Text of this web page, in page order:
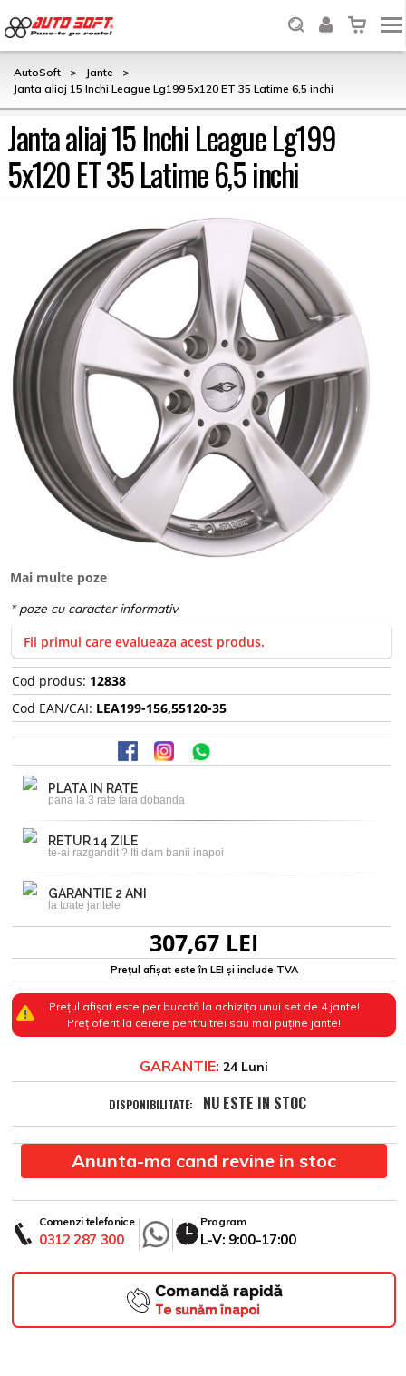
AutoSoft > Jante
>
Janta aliaj 15 Inchi League Lg199 5x120 ET 35 Latime 6,5 inchi
Janta aliaj 15 Inchi League Lg199
5x120 ET 35 Latime 6,5 inchi
Mai multe poze
Fii primul care evalueaza acest produs.
Cod produs: 12838
Cod EAN/CAI: LEA199-156,55120-35
PLATA IN RATE
pana la 3 rate fara dobanda
RETUR 14 ZILE
te-ai razgandit ? Iti dam banii inapoi
GARANTIE 2 ANI
la toate jantele
307,67 LEI
Prețul afișat este în LEI și include TVA
Prețul afișat este per bucată la achizița unui set de 4 jante!
Preț oferit la cerere pentru trei sau mai puține jante!
GARANTIE: 24 Luni
DISPONIBILITATE: NU ESTE IN STOC
Anunta-ma cand revine in stoc
Comenzi telefonice
0312 287 300
Program
L-V: 9:00-17:00
Comandă rapidă
Te sunăm înapoi